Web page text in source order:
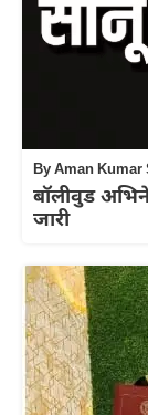
ByAman Kumar
बॉलीवुड
जारी